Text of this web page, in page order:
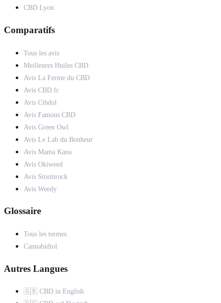
CBD Lyon
Comparatifs
Tous les avis
Meilleures Huiles CBD
Avis La Ferme du CBD
Avis CBD.fr
Avis Cibdol
Avis Famous CBD
Avis Green Owl
Avis Le Lab du Bonheur
Avis Mama Kana
Avis Okiweed
Avis Stormrock
Avis Weedy
Glossaire
Tous les termes
Cannabidiol
Autres Langues
🇬🇧 CBD in English